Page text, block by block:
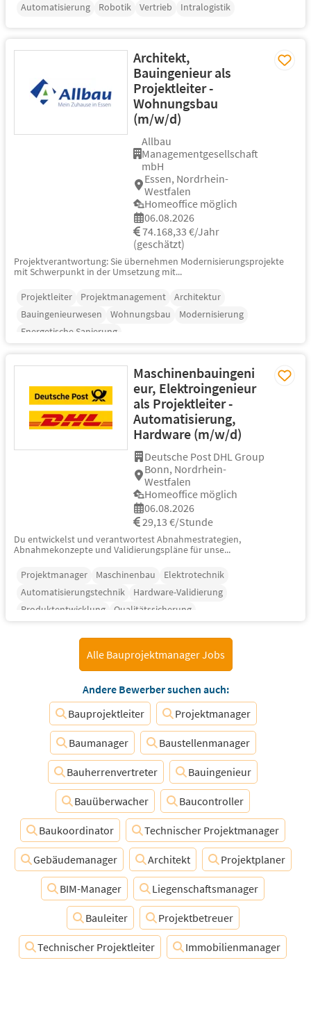
Automatisierung
Robotik Vertrieb Intralogistik
Architekt,
Bauingenieur als
Projektleiter -
Wohnungsbau
(m/w/d)
Allbau
Managementgesellschaft
mbH
Essen, Nordrhein-
Westfalen
Homeoffice möglich
06.08.2026
74.168,33 €/Jahr
(geschätzt)
Projektverantwortung: Sie übernehmen Modernisierungsprojekte
mit Schwerpunkt in der Umsetzung mit...
Projektleiter
Projektmanagement
Architektur
Bauingenieurwesen
Wohnungsbau
Modernisierung
Energetische Sanierung
Maschinenbauingeni
eur, Elektroingenieur
als Projektleiter -
Automatisierung,
Hardware (m/w/d)
Deutsche Post DHL Group
Bonn, Nordrhein-
Westfalen
Homeoffice möglich
06.08.2026
29,13 €/Stunde
Du entwickelst und verantwortest Abnahmestrategien,
Abnahmekonzepte und Validierungspläne für unse...
Projektmanager
Maschinenbau
Elektrotechnik
Automatisierungstechnik
Hardware-Validierung
Produktentwicklung
Qualitätssicherung
Alle Bauprojektmanager Jobs
Andere Bewerber suchen auch:
Bauprojektleiter
Projektmanager
Baumanager Baustellenmanager
Bauherrenvertreter Bauingenieur
Bauüberwacher Baucontroller
Baukoordinator Technischer Projektmanager
Gebäudemanager Architekt Projektplaner
BIM-Manager Liegenschaftsmanager
Bauleiter Projektbetreuer
Technischer Projektleiter Immobilienmanager